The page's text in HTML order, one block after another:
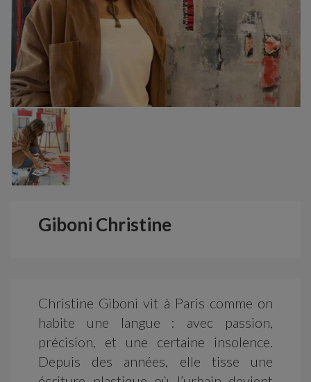
Giboni Christine
Christine Giboni vit à Paris comme on
habite une langue : avec passion,
précision, et une certaine insolence.
Depuis des années, elle tisse une